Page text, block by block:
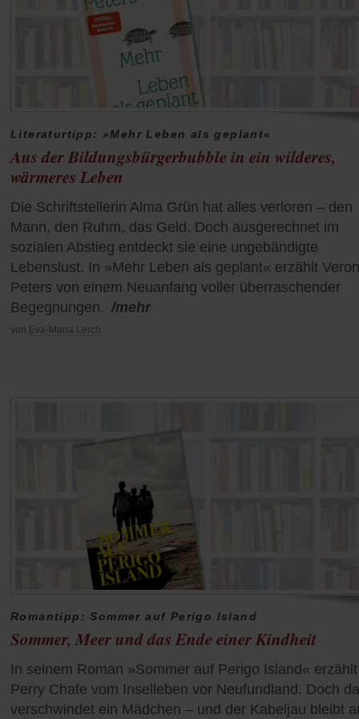
Literaturtipp: »Mehr Leben als geplant«
Aus der Bildungsbürgerbubble in ein wilderes,
wärmeres Leben
Die Schriftstellerin Alma Grün hat alles verloren – den
Mann, den Ruhm, das Geld. Doch ausgerechnet im
sozialen Abstieg entdeckt sie eine ungebändigte
Lebenslust. In »Mehr Leben als geplant« erzählt
Peters von einem Neuanfang voller überraschender
Begegnungen. /mehr
von Eva-Maria Lerch
Romantipp: Sommer auf Perigo Island
Sommer, Meer und das Ende einer Kindheit
In seinem Roman »Sommer auf Perigo Island« erzählt
Perry Chafe vom Inselleben vor Neufundland. Doch
verschwindet ein Mädchen – und der Kabeljau bleibt